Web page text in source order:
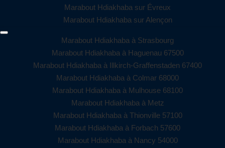
Marabout Hdiakhaba sur Évreux
Marabout Hdiakhaba sur Alençon
Marabout Hdiakhaba à Strasbourg
Marabout Hdiakhaba à Haguenau 67500
Marabout Hdiakhaba à Illkirch-Graffenstaden 67400
Marabout Hdiakhaba à Colmar 68000
Marabout Hdiakhaba à Mulhouse 68100
Marabout Hdiakhaba à Metz
Marabout Hdiakhaba à Thionville 57100
Marabout Hdiakhaba à Forbach 57600
Marabout Hdiakhaba à Nancy 54000